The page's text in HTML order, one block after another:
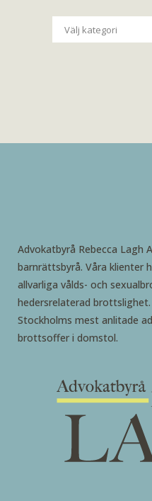
Kategorier
Advokatbyrå Rebecca Lagh
barnrättsbyrå. Våra
allvarliga vålds- och
hedersrelaterad
Stockholms mest anlitade
brottsoffer i domstol.